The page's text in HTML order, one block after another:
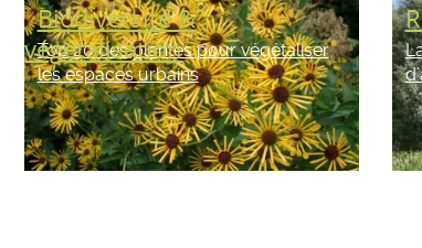
Top 20 des plantes pour végétaliser
les espaces urbains
Biodiversité &
végétalisation